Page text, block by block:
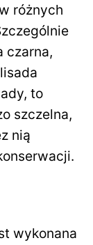
różnych
czarna,
to
szczelna,
nią
wykonana